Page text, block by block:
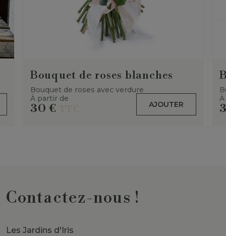
Bouquet de roses blanches
Bouquet de roses avec verdure
À partir de
30 € AJOUTER
Contactez-nous !
Les Jardins d'Iris